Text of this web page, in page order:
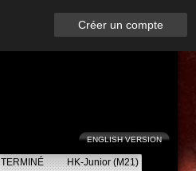
Créer un compte
ENGLISH VERSION
TERMINÉ
HK-Junior (M21)